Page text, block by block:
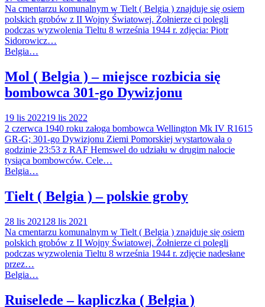
Na cmentarzu komunalnym w Tielt ( Belgia ) znajduje się osiem
polskich grobów z II Wojny Światowej. Żołnierze ci polegli
podczas wyzwolenia Tieltu 8 września 1944 r. zdjęcia: Piotr
Sidorowicz…
Belgia…
Mol ( Belgia ) – miejsce rozbicia się
bombowca 301-go Dywizjonu
19 lis 202219 lis 2022
2 czerwca 1940 roku załoga bombowca Wellington Mk IV R1615
GR-G; 301-go Dywizjonu Ziemi Pomorskiej wystartowała o
godzinie 23:53 z RAF Hemswel do udziału w drugim nalocie
tysiąca bombowców. Cele…
Belgia…
Tielt ( Belgia ) – polskie groby
28 lis 2021 28 lis 2021
Na cmentarzu komunalnym w Tielt ( Belgia ) znajduje się osiem
polskich grobów z II Wojny Światowej. Żołnierze ci polegli
podczas wyzwolenia Tieltu 8 września 1944 r. zdjęcie nadesłane
przez…
Belgia…
Ruiselede – kapliczka ( Belgia )